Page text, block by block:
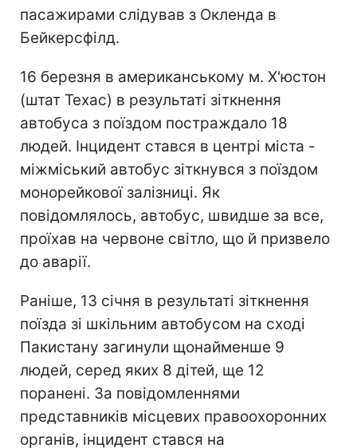
пасажирами слідував з Окленда в
Бейкерсфілд.
16 березня в американському м. Х'юстон
(штат Техас) в результаті зіткнення
автобуса з поїздом постраждало 18
людей. Інцидент стався в центрі міста -
міжміський автобус зіткнувся з поїздом
монорейкової залізниці. Як
повідомлялось, автобус, швидше за все,
проїхав на червоне світло, що й призвело
до аварії.
Раніше, 13 січня в результаті зіткнення
поїзда зі шкільним автобусом на сході
Пакистану загинули щонайменше 9
людей, серед яких 8 дітей, ще 12
поранені. За повідомленнями
представників місцевих правоохоронних
органів, інцидент стався на